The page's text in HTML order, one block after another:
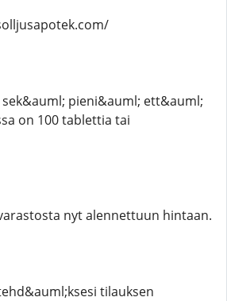
pieni&auml; ett&auml;
on 100 tablettia tai
nyt alennettuun hintaan.
tilauksen